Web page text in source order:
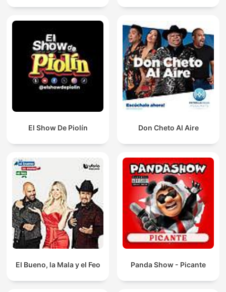
El Show De Piolín Don Cheto Al Aire
El Bueno, la Mala y el Feo Panda Show - Picante